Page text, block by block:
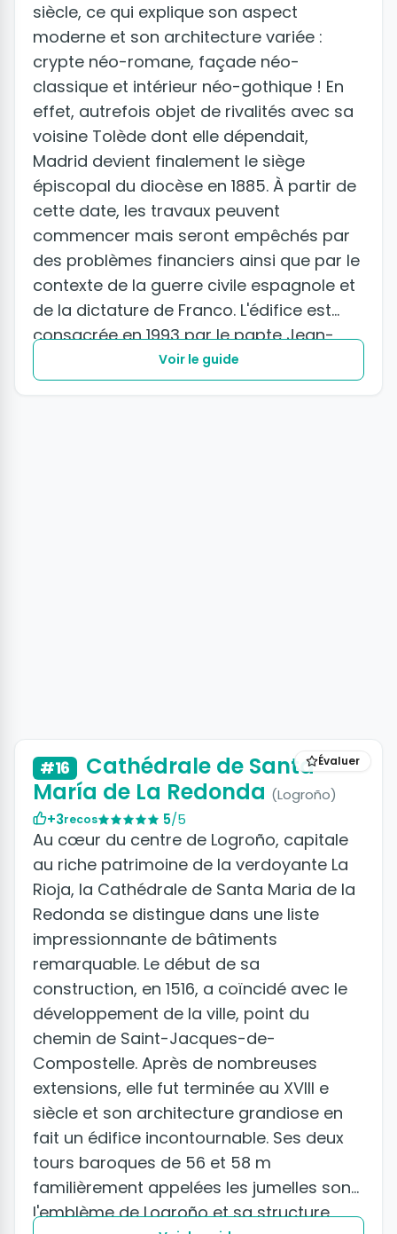
siècle, ce qui explique son aspect
moderne et son architecture variée :
crypte néo-romane, façade néo-
classique et intérieur néo-gothique ! En
effet, autrefois objet de rivalités avec sa
voisine Tolède dont elle dépendait,
Madrid devient finalement le siège
épiscopal du diocèse en 1885. À partir de
cette date, les travaux peuvent
commencer mais seront empêchés par
des problèmes financiers ainsi que par le
contexte de la guerre civile espagnole et
de la dictature de Franco. L'édifice est
consacrée en 1993 par le papte Jean-
Paul II lui-même.Voir le guide
Évaluer
#16
Cathédrale de Santa
María de La Redonda (Logroño)
+3recos 5/5
Au cœur du centre de Logroño, capitale
au riche patrimoine de la verdoyante La
Rioja, la Cathédrale de Santa Maria de la
Redonda se distingue dans une liste
impressionnante de bâtiments
remarquable. Le début de sa
construction, en 1516, a coïncidé avec le
développement de la ville, point du
chemin de Saint-Jacques-de-
Compostelle. Après de nombreuses
extensions, elle fut terminée au XVIII e
siècle et son architecture grandiose en
fait un édifice incontournable. Ses deux
tours baroques de 56 et 58 m
familièrement appelées les jumelles sont
l'emblème de Logroño et sa structure